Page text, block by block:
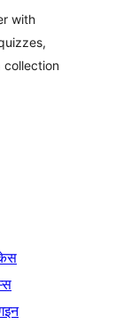
with
collection